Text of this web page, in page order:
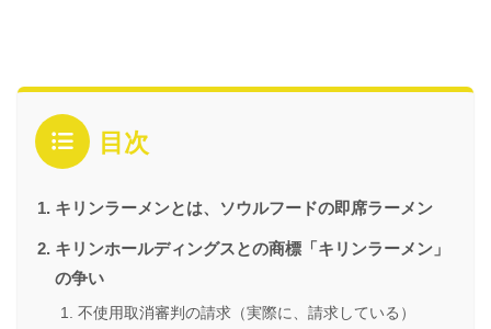
目次
キリンラーメンとは、ソウルフードの即席ラーメン
キリンホールディングスとの商標「キリンラーメン」
の争い
不使用取消審判の請求（実際に、請求している）